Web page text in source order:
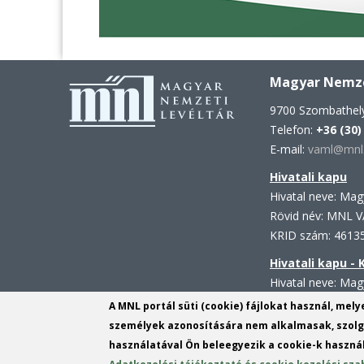
Magyar
9700
Telefon: +36
E-mail:
Hivatali kapu
Hivatal neve:
Rövid név: MNL
KRID szám:
Hivatali kapu -
Hivatal neve:
Rövid név: MNL
KRID szám:
A MNL portál süti (cookie) fájlokat használ,
személyek azonosítására nem alkalmasak,
használatával Ön beleegyezik a cookie-k